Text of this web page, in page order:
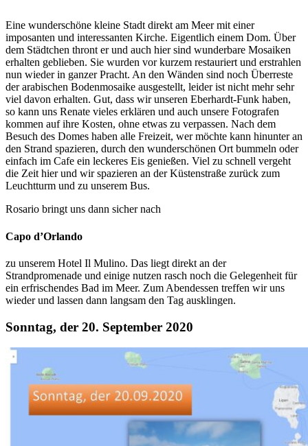
Eine wunderschöne kleine Stadt direkt am Meer mit einer
imposanten und interessanten Kirche. Eigentlich einem Dom. Über
dem Städtchen thront er und auch hier sind wunderbare Mosaiken
erhalten geblieben. Sie wurden vor kurzem restauriert und erstrahlen
nun wieder in ganzer Pracht. An den Wänden sind noch Überreste
der arabischen Bodenmosaike ausgestellt, leider ist nicht mehr sehr
viel davon erhalten. Gut, dass wir unseren Eberhardt-Funk haben,
so kann uns Renate vieles erklären und auch unsere Fotografen
kommen auf ihre Kosten, ohne etwas zu verpassen. Nach dem
Besuch des Domes haben alle Freizeit, wer möchte kann hinunter an
den Strand spazieren, durch den wunderschönen Ort bummeln oder
einfach im Cafe ein leckeres Eis genießen. Viel zu schnell vergeht
die Zeit hier und wir spazieren an der Küstenstraße zurück zum
Leuchtturm und zu unserem Bus.
Rosario bringt uns dann sicher nach
Capo d’Orlando
zu unserem Hotel Il Mulino. Das liegt direkt an der
Strandpromenade und einige nutzen rasch noch die Gelegenheit für
ein erfrischendes Bad im Meer. Zum Abendessen treffen wir uns
wieder und lassen dann langsam den Tag ausklingen.
Sonntag, der 20. September 2020